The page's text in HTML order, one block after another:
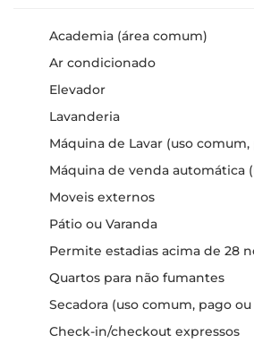
Academia (área comum)
Ar condicionado
Elevador
Lavanderia
Máquina de Lavar (uso
Máquina de venda automática
Moveis externos
Pátio ou Varanda
Permite estadias acima de 28
Quartos para não fumantes
Secadora (uso comum, pago
Check-in/checkout expressos